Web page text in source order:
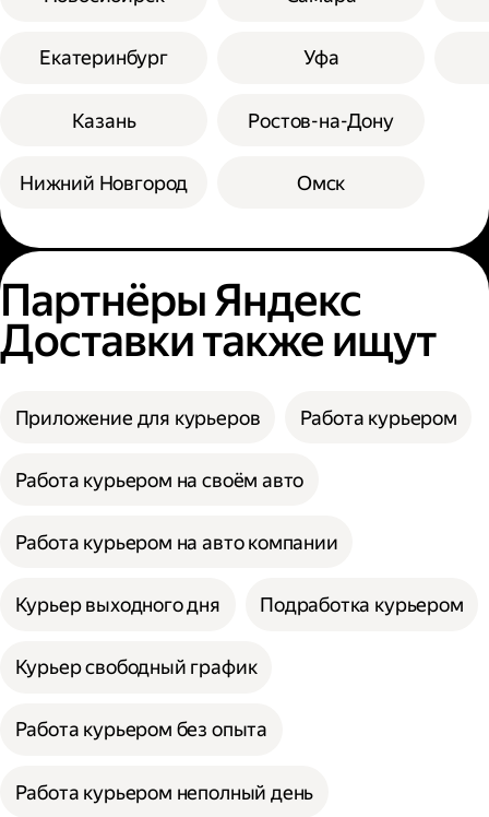
Екатеринбург
Казань
Нижний Новгород
Уфа
Ростов-на-Дону
Омск
Партнёры Яндекс
Доставки также ищут
Приложение для курьеров Работа курьером
Работа курьером на своём авто
Работа курьером на авто компании
Курьер выходного дня Подработка курьером
Курьер свободный график
Работа курьером без опыта
Работа курьером неполный день